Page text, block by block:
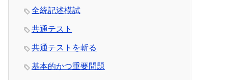
全統記述模試
共通テスト
共通テストを斬る
基本的かつ重要問題